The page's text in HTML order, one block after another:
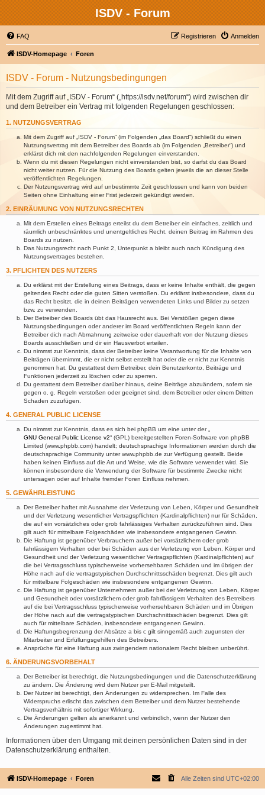
ISDV - Forum
FAQ Anmelden
Registrieren
ISDV-Homepage Foren
ISDV - Forum - Nutzungsbedingungen
Mit dem Zugriff auf „ISDV - Forum“ („https://isdv.net/forum“) wird zwischen dir
und dem Betreiber ein Vertrag mit folgenden Regelungen geschlossen:
1. NUTZUNGSVERTRAG
Mit dem Zugriff auf „ISDV - Forum“ (im Folgenden „das Board“) schließt du einen
Nutzungsvertrag mit dem Betreiber des Boards ab (im Folgenden „Betreiber“) und
erklärst dich mit den nachfolgenden Regelungen einverstanden.
Wenn du mit diesen Regelungen nicht einverstanden bist, so darfst du das Board
nicht weiter nutzen. Für die Nutzung des Boards gelten jeweils die an dieser Stelle
veröffentlichten Regelungen.
Der Nutzungsvertrag wird auf unbestimmte Zeit geschlossen und kann von beiden
Seiten ohne Einhaltung einer Frist jederzeit gekündigt werden.
2. EINRÄUMUNG VON NUTZUNGSRECHTEN
Mit dem Erstellen eines Beitrags erteilst du dem Betreiber ein einfaches, zeitlich und
räumlich unbeschränktes und unentgeltliches Recht, deinen Beitrag im Rahmen des
Boards zu nutzen.
Das Nutzungsrecht nach Punkt 2, Unterpunkt a bleibt auch nach Kündigung des
Nutzungsvertrages bestehen.
3. PFLICHTEN DES NUTZERS
Du erklärst mit der Erstellung eines Beitrags, dass er keine Inhalte enthält, die gegen
geltendes Recht oder die guten Sitten verstoßen. Du erklärst insbesondere, dass du
das Recht besitzt, die in deinen Beiträgen verwendeten Links und Bilder zu setzen
bzw. zu verwenden.
Der Betreiber des Boards übt das Hausrecht aus. Bei Verstößen gegen diese
Nutzungsbedingungen oder anderer im Board veröffentlichten Regeln kann der
Betreiber dich nach Abmahnung zeitweise oder dauerhaft von der Nutzung dieses
Boards ausschließen und dir ein Hausverbot erteilen.
Du nimmst zur Kenntnis, dass der Betreiber keine Verantwortung für die Inhalte von
Beiträgen übernimmt, die er nicht selbst erstellt hat oder die er nicht zur Kenntnis
genommen hat. Du gestattest dem Betreiber, dein Benutzerkonto, Beiträge und
Funktionen jederzeit zu löschen oder zu sperren.
Du gestattest dem Betreiber darüber hinaus, deine Beiträge abzuändern, sofern sie
gegen o. g. Regeln verstoßen oder geeignet sind, dem Betreiber oder einem Dritten
Schaden zuzufügen.
4. GENERAL PUBLIC LICENSE
Du nimmst zur Kenntnis, dass es sich bei phpBB um eine unter der „
GNU General Public License v2“ (GPL) bereitgestellten Foren-Software von phpBB
Limited (www.phpbb.com) handelt; deutschsprachige Informationen werden durch die
deutschsprachige Community unter www.phpbb.de zur Verfügung gestellt. Beide
haben keinen Einfluss auf die Art und Weise, wie die Software verwendet wird. Sie
können insbesondere die Verwendung der Software für bestimmte Zwecke nicht
untersagen oder auf Inhalte fremder Foren Einfluss nehmen.
5. GEWÄHRLEISTUNG
Der Betreiber haftet mit Ausnahme der Verletzung von Leben, Körper und Gesundheit
und der Verletzung wesentlicher Vertragspflichten (Kardinalpflichten) nur für Schäden,
die auf ein vorsätzliches oder grob fahrlässiges Verhalten zurückzuführen sind. Dies
gilt auch für mittelbare Folgeschäden wie insbesondere entgangenen Gewinn.
Die Haftung ist gegenüber Verbrauchern außer bei vorsätzlichem oder grob
fahrlässigem Verhalten oder bei Schäden aus der Verletzung von Leben, Körper und
Gesundheit und der Verletzung wesentlicher Vertragspflichten (Kardinalpflichten) auf
die bei Vertragsschluss typischerweise vorhersehbaren Schäden und im übrigen der
Höhe nach auf die vertragstypischen Durchschnittsschäden begrenzt. Dies gilt auch
für mittelbare Folgeschäden wie insbesondere entgangenen Gewinn.
Die Haftung ist gegenüber Unternehmern außer bei der Verletzung von Leben, Körper
und Gesundheit oder vorsätzlichem oder grob fahrlässigem Verhalten des Betreibers
auf die bei Vertragsschluss typischerweise vorhersehbaren Schäden und im Übrigen
der Höhe nach auf die vertragstypischen Durchschnittsschäden begrenzt. Dies gilt
auch für mittelbare Schäden, insbesondere entgangenen Gewinn.
Die Haftungsbegrenzung der Absätze a bis c gilt sinngemäß auch zugunsten der
Mitarbeiter und Erfüllungsgehilfen des Betreibers.
Ansprüche für eine Haftung aus zwingendem nationalem Recht bleiben unberührt.
6. ÄNDERUNGSVORBEHALT
Der Betreiber ist berechtigt, die Nutzungsbedingungen und die Datenschutzerklärung
zu ändern. Die Änderung wird dem Nutzer per E-Mail mitgeteilt.
Der Nutzer ist berechtigt, den Änderungen zu widersprechen. Im Falle des
Widerspruchs erlischt das zwischen dem Betreiber und dem Nutzer bestehende
Vertragsverhältnis mit sofortiger Wirkung.
Die Änderungen gelten als anerkannt und verbindlich, wenn der Nutzer den
Änderungen zugestimmt hat.
Informationen über den Umgang mit deinen persönlichen Daten sind in der
Datenschutzerklärung enthalten.
ISDV-Homepage Foren Alle Zeiten sind UTC+02:00